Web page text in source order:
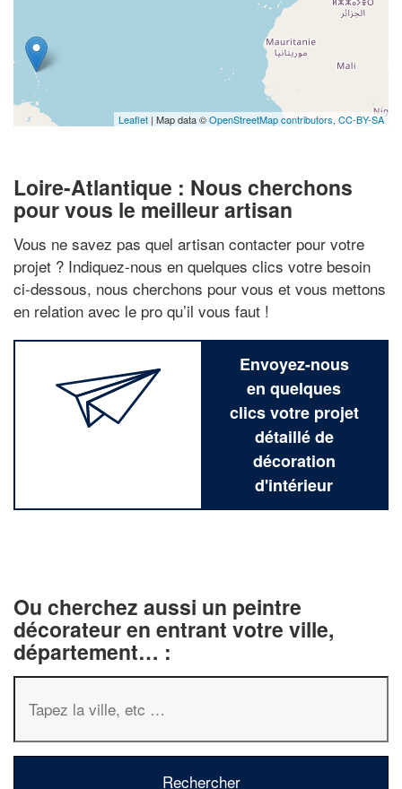
Leaflet | Map data ©OpenStreetMap contributors, CC-BY-SA
Loire-Atlantique : Nous cherchons
pour vous le meilleur artisan
Vous ne savez pas quel artisan contacter pour votre
projet ? Indiquez-nous en quelques clics votre besoin
ci-dessous, nous cherchons pour vous et vous mettons
en relation avec le pro qu’il vous faut !
Envoyez-nous
en quelques
clics votre projet
détaillé de
décoration
d'intérieur
Ou cherchez aussi un peintre
décorateur en entrant votre ville,
département… :